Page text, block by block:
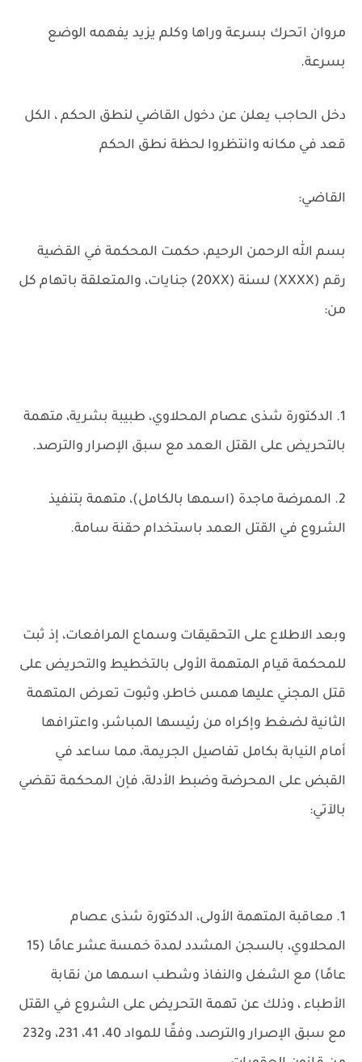
مروان اتحرك بسرعة وراها وكلم يزيد يفهمه الوضع
بسرعة.
دخل الحاجب يعلن عن دخول القاضي لنطق الحكم ، الكل
قعد في مكانه وانتظروا لحظة نطق الحكم
القاضي:
بسم الله الرحمن الرحيم، حكمت المحكمة في القضية
رقم (XXXX) لسنة (20XX) جنايات، والمتعلقة باتهام كل
من:
1. الدكتورة شذى عصام المحلاوي، طبيبة بشرية، متهمة
بالتحريض على القتل العمد مع سبق الإصرار والترصد.
2. الممرضة ماجدة (اسمها بالكامل)، متهمة بتنفيذ
الشروع في القتل العمد باستخدام حقنة سامة.
وبعد الاطلاع على التحقيقات وسماع المرافعات، إذ ثبت
للمحكمة قيام المتهمة الأولى بالتخطيط والتحريض على
قتل المجني عليها همس خاطر، وثبوت تعرض المتهمة
الثانية لضغط وإكراه من رئيسها المباشر، واعترافها
أمام النيابة بكامل تفاصيل الجريمة، مما ساعد في
القبض على المحرضة وضبط الأدلة، فإن المحكمة تقضي
بالآتي:
1. معاقبة المتهمة الأولى، الدكتورة شذى عصام
المحلاوي، بالسجن المشدد لمدة خمسة عشر عامًا (15
عامًا) مع الشغل والنفاذ وشطب اسمها من نقابة
الأطباء ، وذلك عن تهمة التحريض على الشروع في القتل
مع سبق الإصرار والترصد، وفقًا للمواد 40، 41، 231، و232